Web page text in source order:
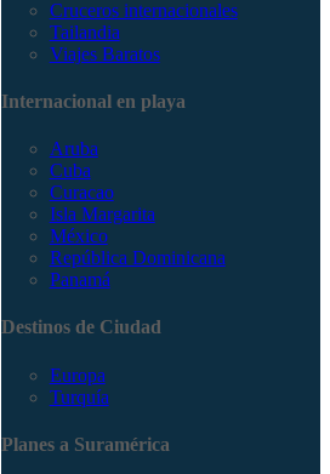
Cruceros internacionales
Tailandia
Viajes Baratos
Internacional en playa
Aruba
Cuba
Curacao
Isla Margarita
México
República Dominicana
Panamá
Destinos de Ciudad
Europa
Turquía
Planes a Suramérica